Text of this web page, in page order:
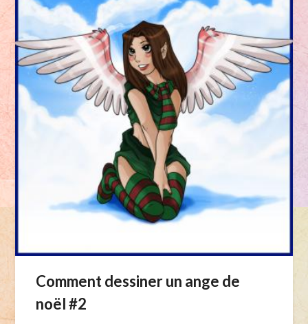
Comment dessiner un ange de
noël #2